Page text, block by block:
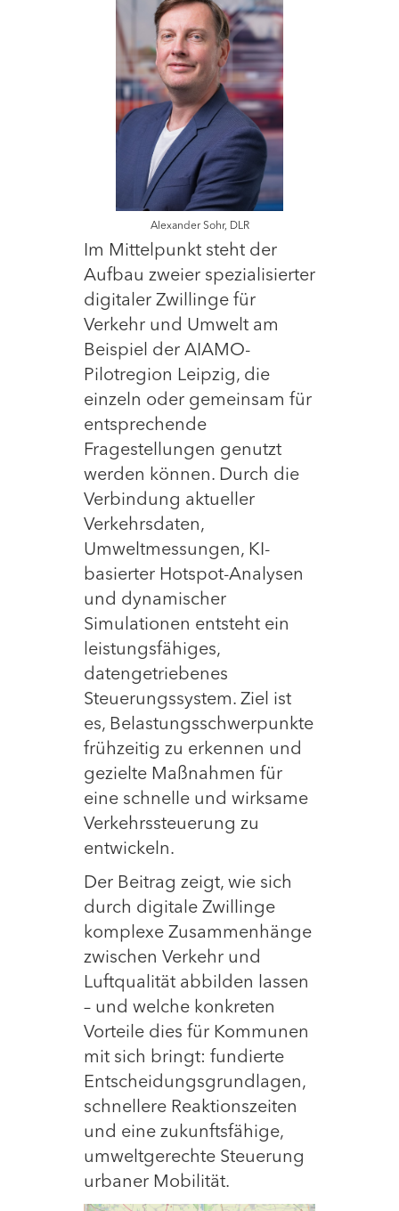
Alexander Sohr, DLR
Im Mittelpunkt steht der
Aufbau zweier spezialisierter
digitaler Zwillinge für
Verkehr und Umwelt am
Beispiel der AIAMO-
Pilotregion Leipzig, die
einzeln oder gemeinsam für
entsprechende
Fragestellungen genutzt
werden können. Durch die
Verbindung aktueller
Verkehrsdaten,
Umweltmessungen, KI-
basierter Hotspot-Analysen
und dynamischer
Simulationen entsteht ein
leistungsfähiges,
datengetriebenes
Steuerungssystem. Ziel ist
es, Belastungsschwerpunkte
frühzeitig zu erkennen und
gezielte Maßnahmen für
eine schnelle und wirksame
Verkehrssteuerung zu
entwickeln.
Der Beitrag zeigt, wie sich
durch digitale Zwillinge
komplexe Zusammenhänge
zwischen Verkehr und
Luftqualität abbilden lassen
– und welche konkreten
Vorteile dies für Kommunen
mit sich bringt: fundierte
Entscheidungsgrundlagen,
schnellere Reaktionszeiten
und eine zukunftsfähige,
umweltgerechte Steuerung
urbaner Mobilität.